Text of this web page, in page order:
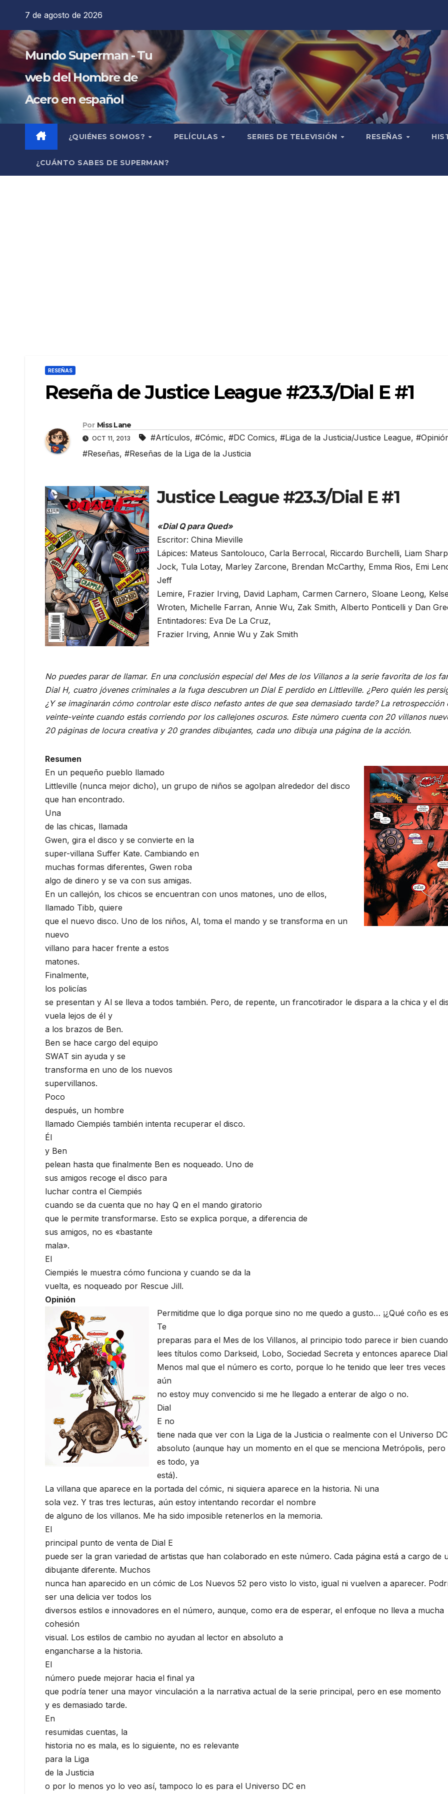
contenido
7 de agosto de 2026
Mundo Superman - Tu
web del Hombre de
Acero en español
¿QUIÉNES SOMOS? PELÍCULAS SERIES DE TELEVISIÓN RESEÑAS
¿CUÁNTO SABES DE SUPERMAN?
RESEÑAS
Reseña de Justice League #23.3/Dial E #1
Por Miss Lane
OCT 11, 2013 #Artículos, #Cómic, #DC Comics, #Liga de la Justicia/Justice League,
#Reseñas, #Reseñas de la Liga de la Justicia
Justice League #23.3/Dial E #1
«Dial Q para Qued»
Escritor: China Mieville
Lápices: Mateus Santolouco, Carla Berrocal, Riccardo Burchelli, Liam
Jock, Tula Lotay, Marley Zarcone, Brendan McCarthy, Emma Rios, Emi
Jeff
Lemire, Frazier Irving, David Lapham, Carmen Carnero, Sloane Leong,
Wroten, Michelle Farran, Annie Wu, Zak Smith, Alberto Ponticelli y Dan
Entintadores: Eva De La Cruz,
Frazier Irving, Annie Wu y Zak Smith
No puedes parar de llamar. En una conclusión especial del Mes de los Villanos a la serie favorita de los
Dial H, cuatro jóvenes criminales a la fuga descubren un Dial E perdido en Littleville. ¿Pero quién les
¿Y se imaginarán cómo controlar este disco nefasto antes de que sea demasiado tarde? La retrospección
veinte-veinte cuando estás corriendo por los callejones oscuros. Este número cuenta con 20 villanos
20 páginas de locura creativa y 20 grandes dibujantes, cada uno dibuja una página de la acción.
Resumen
En un pequeño pueblo llamado
Littleville (nunca mejor dicho), un grupo de niños se agolpan alrededor del disco
que han encontrado.
Una
de las chicas, llamada
Gwen, gira el disco y se convierte en la
super-villana Suffer Kate. Cambiando en
muchas formas diferentes, Gwen roba
algo de dinero y se va con sus amigas.
En un callejón, los chicos se encuentran con unos matones, uno de ellos,
llamado Tibb, quiere
que el nuevo disco. Uno de los niños, Al, toma el mando y se transforma en un
nuevo
villano para hacer frente a estos
matones.
Finalmente,
los policías
se presentan y Al se lleva a todos también. Pero, de repente, un francotirador le dispara a la chica y el
vuela lejos de él y
a los brazos de Ben.
Ben se hace cargo del equipo
SWAT sin ayuda y se
transforma en uno de los nuevos
supervillanos.
Poco
después, un hombre
llamado Ciempiés también intenta recuperar el disco.
Él
y Ben
pelean hasta que finalmente Ben es noqueado. Uno de
sus amigos recoge el disco para
luchar contra el Ciempiés
cuando se da cuenta que no hay Q en el mando giratorio
que le permite transformarse. Esto se explica porque, a diferencia de
sus amigos, no es «bastante
mala».
El
Ciempiés le muestra cómo funciona y cuando se da la
vuelta, es noqueado por Rescue Jill.
Opinión
Permitidme que lo diga porque sino no me quedo a gusto… ¡¿Qué coño es
Te
preparas para el Mes de los Villanos, al principio todo parece ir bien cuando
lees títulos como Darkseid, Lobo, Sociedad Secreta y entonces aparece
Menos mal que el número es corto, porque lo he tenido que leer tres veces
aún
no estoy muy convencido si me he llegado a enterar de algo o no.
Dial
E no
tiene nada que ver con la Liga de la Justicia o realmente con el Universo
absoluto (aunque hay un momento en el que se menciona Metrópolis, pero
es todo, ya
está).
La villana que aparece en la portada del cómic, ni siquiera aparece en la historia. Ni una
sola vez. Y tras tres lecturas, aún estoy intentando recordar el nombre
de alguno de los villanos. Me ha sido imposible retenerlos en la memoria.
El
principal punto de venta de Dial E
puede ser la gran variedad de artistas que han colaborado en este número. Cada página está a cargo de
dibujante diferente. Muchos
nunca han aparecido en un cómic de Los Nuevos 52 pero visto lo visto, igual ni vuelven a aparecer.
ser una delicia ver todos los
diversos estilos e innovadores en el número, aunque, como era de esperar, el enfoque no lleva a mucha
cohesión
visual. Los estilos de cambio no ayudan al lector en absoluto a
engancharse a la historia.
El
número puede mejorar hacia el final ya
que podría tener una mayor vinculación a la narrativa actual de la serie principal, pero en ese momento
y es demasiado tarde.
En
resumidas cuentas, la
historia no es mala, es lo siguiente, no es relevante
para la Liga
de la Justicia
o por lo menos yo lo veo así, tampoco lo es para el Universo DC en